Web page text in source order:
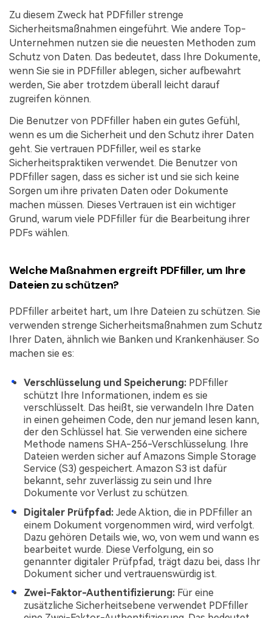
Zu diesem Zweck hat PDFfiller strenge
Sicherheitsmaßnahmen eingeführt. Wie andere Top-
Unternehmen nutzen sie die neuesten Methoden zum
Schutz von Daten. Das bedeutet, dass Ihre Dokumente,
wenn Sie sie in PDFfiller ablegen, sicher aufbewahrt
werden, Sie aber trotzdem überall leicht darauf
zugreifen können.
Die Benutzer von PDFfiller haben ein gutes Gefühl,
wenn es um die Sicherheit und den Schutz ihrer Daten
geht. Sie vertrauen PDFfiller, weil es starke
Sicherheitspraktiken verwendet. Die Benutzer von
PDFfiller sagen, dass es sicher ist und sie sich keine
Sorgen um ihre privaten Daten oder Dokumente
machen müssen. Dieses Vertrauen ist ein wichtiger
Grund, warum viele PDFfiller für die Bearbeitung ihrer
PDFs wählen.
Welche Maßnahmen ergreift PDFfiller, um Ihre
Dateien zu schützen?
PDFfiller arbeitet hart, um Ihre Dateien zu schützen. Sie
verwenden strenge Sicherheitsmaßnahmen zum Schutz
Ihrer Daten, ähnlich wie Banken und Krankenhäuser. So
machen sie es:
Verschlüsselung und Speicherung: PDFfiller
schützt Ihre Informationen, indem es sie
verschlüsselt. Das heißt, sie verwandeln Ihre Daten
in einen geheimen Code, den nur jemand lesen kann,
der den Schlüssel hat. Sie verwenden eine sichere
Methode namens SHA-256-Verschlüsselung. Ihre
Dateien werden sicher auf Amazons Simple Storage
Service (S3) gespeichert. Amazon S3 ist dafür
bekannt, sehr zuverlässig zu sein und Ihre
Dokumente vor Verlust zu schützen.
Digitaler Prüfpfad: Jede Aktion, die in PDFfiller an
einem Dokument vorgenommen wird, wird verfolgt.
Dazu gehören Details wie, wo, von wem und wann es
bearbeitet wurde. Diese Verfolgung, ein so
genannter digitaler Prüfpfad, trägt dazu bei, dass Ihr
Dokument sicher und vertrauenswürdig ist.
Zwei-Faktor-Authentifizierung: Für eine
zusätzliche Sicherheitsebene verwendet PDFfiller